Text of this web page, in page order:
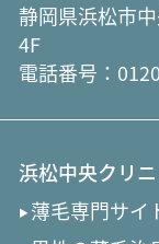
静岡県浜松市
4F
電話番号：
浜松中央クリ
薄毛専門サイ